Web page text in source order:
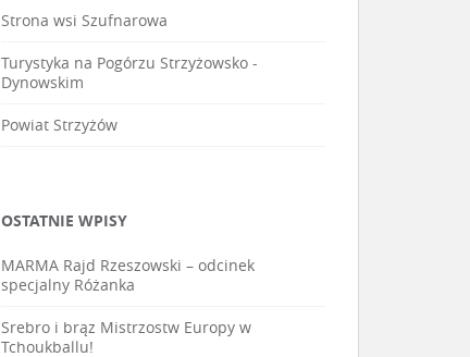
Strona wsi Szufnarowa
Turystyka na Pogórzu Strzyżowsko -
Dynowskim
Powiat Strzyżów
OSTATNIE WPISY
MARMA Rajd Rzeszowski – odcinek
specjalny Różanka
Srebro i brąz Mistrzostw Europy w
Tchoukballu!